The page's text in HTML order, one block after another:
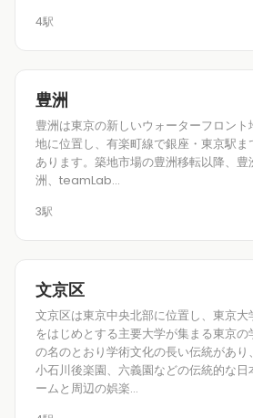
4駅
豊洲
豊洲は東京の新しいウォーターフロン
地に位置し、有楽町線で銀座・東京駅
あります。築地市場の豊洲移転以降、
洲、teamLab…
3駅
文京区
文京区は東京中央北部に位置し、東京
をはじめとする主要大学が集まる東京の
の名のとおり学術文化の長い伝統があり
小石川後楽園、六義園などの伝統的な日
ームと周辺の娯楽…